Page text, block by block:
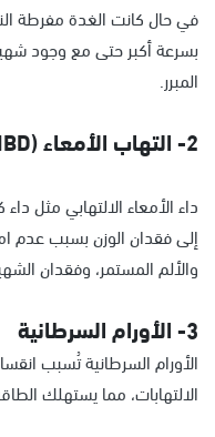
في حال كانت الغدة مفرطة
بسرعة أكبر حتى مع وجود
المبرر.
2- التهاب الأمعاء (IBD)
داء الأمعاء الالتهابي مثل
إلى فقدان الوزن بسبب عدم
والألم المستمر، وفقدان
3- الأورام السرطانية
الأورام السرطانية تُسبب
الالتهابات، مما يستهلك